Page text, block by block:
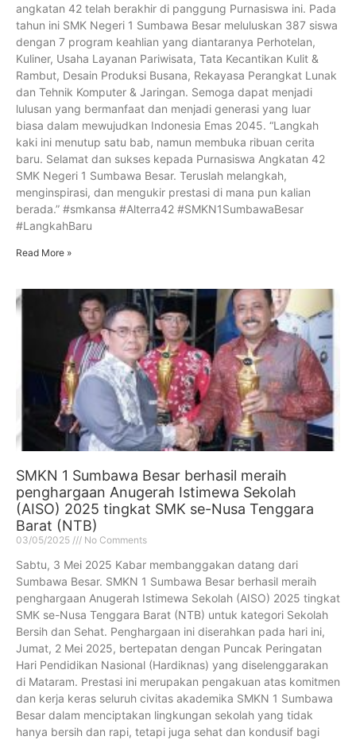
angkatan 42 telah berakhir di panggung Purnasiswa ini. Pada
tahun ini SMK Negeri 1 Sumbawa Besar meluluskan 387 siswa
dengan 7 program keahlian yang diantaranya Perhotelan,
Kuliner, Usaha Layanan Pariwisata, Tata Kecantikan Kulit &
Rambut, Desain Produksi Busana, Rekayasa Perangkat Lunak
dan Tehnik Komputer & Jaringan. Semoga dapat menjadi
lulusan yang bermanfaat dan menjadi generasi yang luar
biasa dalam mewujudkan Indonesia Emas 2045. “Langkah
kaki ini menutup satu bab, namun membuka ribuan cerita
baru. Selamat dan sukses kepada Purnasiswa Angkatan 42
SMK Negeri 1 Sumbawa Besar. Teruslah melangkah,
menginspirasi, dan mengukir prestasi di mana pun kalian
berada.” #smkansa #Alterra42 #SMKN1SumbawaBesar
#LangkahBaru
Read More »
SMKN 1 Sumbawa Besar berhasil meraih
penghargaan Anugerah Istimewa Sekolah
(AISO) 2025 tingkat SMK se-Nusa Tenggara
Barat (NTB)
03/05/2025 No Comments
Sabtu, 3 Mei 2025 Kabar membanggakan datang dari
Sumbawa Besar. SMKN 1 Sumbawa Besar berhasil meraih
penghargaan Anugerah Istimewa Sekolah (AISO) 2025 tingkat
SMK se-Nusa Tenggara Barat (NTB) untuk kategori Sekolah
Bersih dan Sehat. Penghargaan ini diserahkan pada hari ini,
Jumat, 2 Mei 2025, bertepatan dengan Puncak Peringatan
Hari Pendidikan Nasional (Hardiknas) yang diselenggarakan
di Mataram. Prestasi ini merupakan pengakuan atas komitmen
dan kerja keras seluruh civitas akademika SMKN 1 Sumbawa
Besar dalam menciptakan lingkungan sekolah yang tidak
hanya bersih dan rapi, tetapi juga sehat dan kondusif bagi